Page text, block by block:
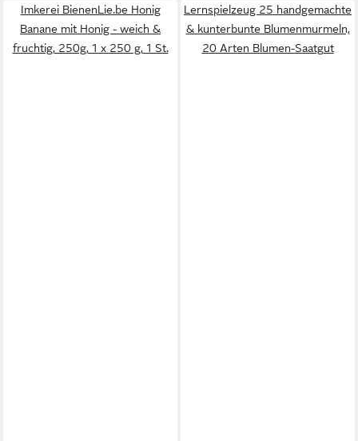
Imkerei BienenLie.be Honig
Banane mit Honig - weich &
fruchtig, 250g, 1 x 250 g, 1 St.
Lernspielzeug 25 handgemachte
& kunterbunte Blumenmurmeln,
20 Arten Blumen-Saatgut